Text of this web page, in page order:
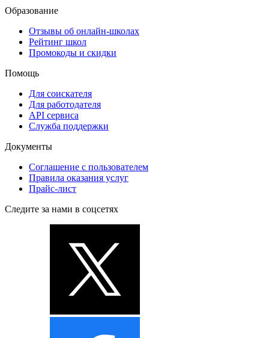
Образование
Отзывы об онлайн-школах
Рейтинг школ
Промокоды и скидки
Помощь
Для соискателя
Для работодателя
API сервиса
Служба поддержки
Документы
Соглашение с пользователем
Правила оказания услуг
Прайс-лист
Следите за нами в соцсетях